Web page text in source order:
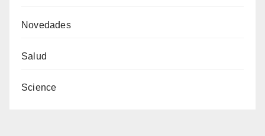
Novedades
Salud
Science